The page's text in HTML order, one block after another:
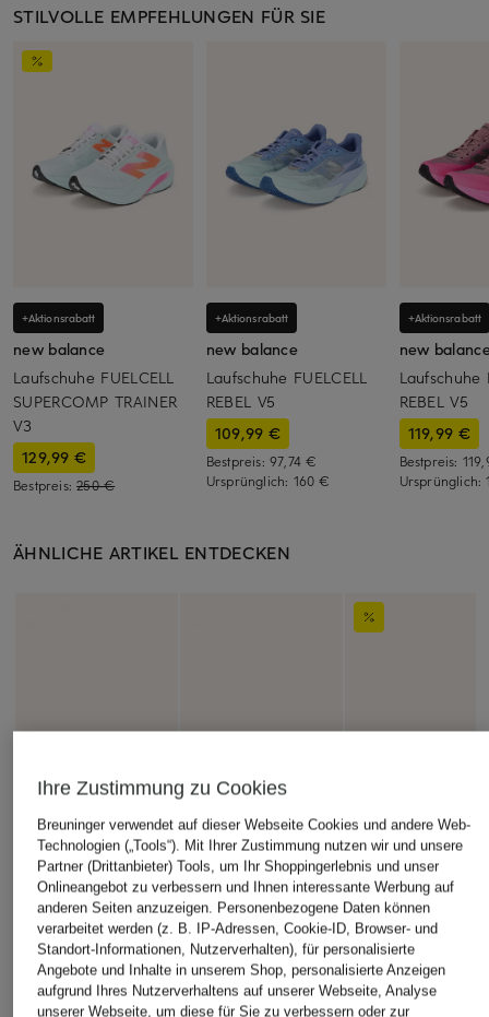
STILVOLLE EMPFEHLUNGEN FÜR SIE
+Aktionsrabatt
new balance
Laufschuhe FUELCELL
SUPERCOMP TRAINER
V3
129,99 €
Bestpreis:250 €
+Aktionsrabatt
new balance
Laufschuhe FUELCELL
REBEL V5
109,99 €
Bestpreis: 97,74 €
Ursprünglich: 160 €
+Aktionsrabatt
new
Laufschuhe
REBEL V5
119,99 €
Bestpreis:
Ursprünglich:
ÄHNLICHE ARTIKEL ENTDECKEN
Ihre Zustimmung zu Cookies
Breuninger verwendet auf dieser Webseite Cookies und andere Web-
Technologien („Tools“). Mit Ihrer Zustimmung nutzen wir und unsere
Partner (Drittanbieter) Tools, um Ihr Shoppingerlebnis und unser
Onlineangebot zu verbessern und Ihnen interessante Werbung auf
anderen Seiten anzuzeigen. Personenbezogene Daten können
verarbeitet werden (z. B. IP-Adressen, Cookie-ID, Browser- und
Standort-Informationen, Nutzerverhalten), für personalisierte
Angebote und Inhalte in unserem Shop, personalisierte Anzeigen
aufgrund Ihres Nutzerverhaltens auf unserer Webseite, Analyse
unserer Webseite, um diese für Sie zu verbessern oder zur